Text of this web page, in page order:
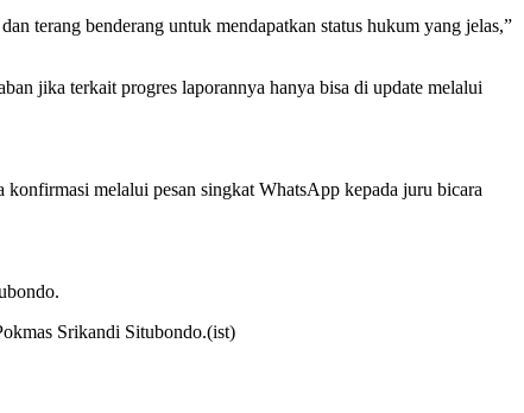
terang benderang untuk mendapatkan status hukum yang jelas,”
jika terkait progres laporannya hanya bisa di update melalui
konfirmasi melalui pesan singkat WhatsApp kepada juru bicara
Srikandi Situbondo.(ist)